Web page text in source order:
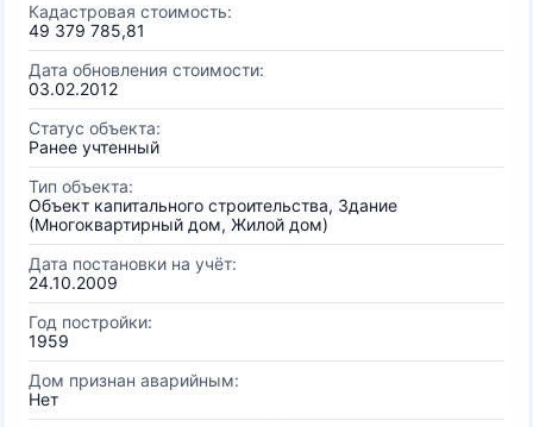
Кадастровая стоимость:
49 379 785,81
Дата обновления стоимости:
03.02.2012
Статус объекта:
Ранее учтенный
Тип объекта:
Объект капитального строительства, Здание
(Многоквартирный дом, Жилой дом)
Дата постановки на учёт:
24.10.2009
Год постройки:
1959
Дом признан аварийным:
Нет